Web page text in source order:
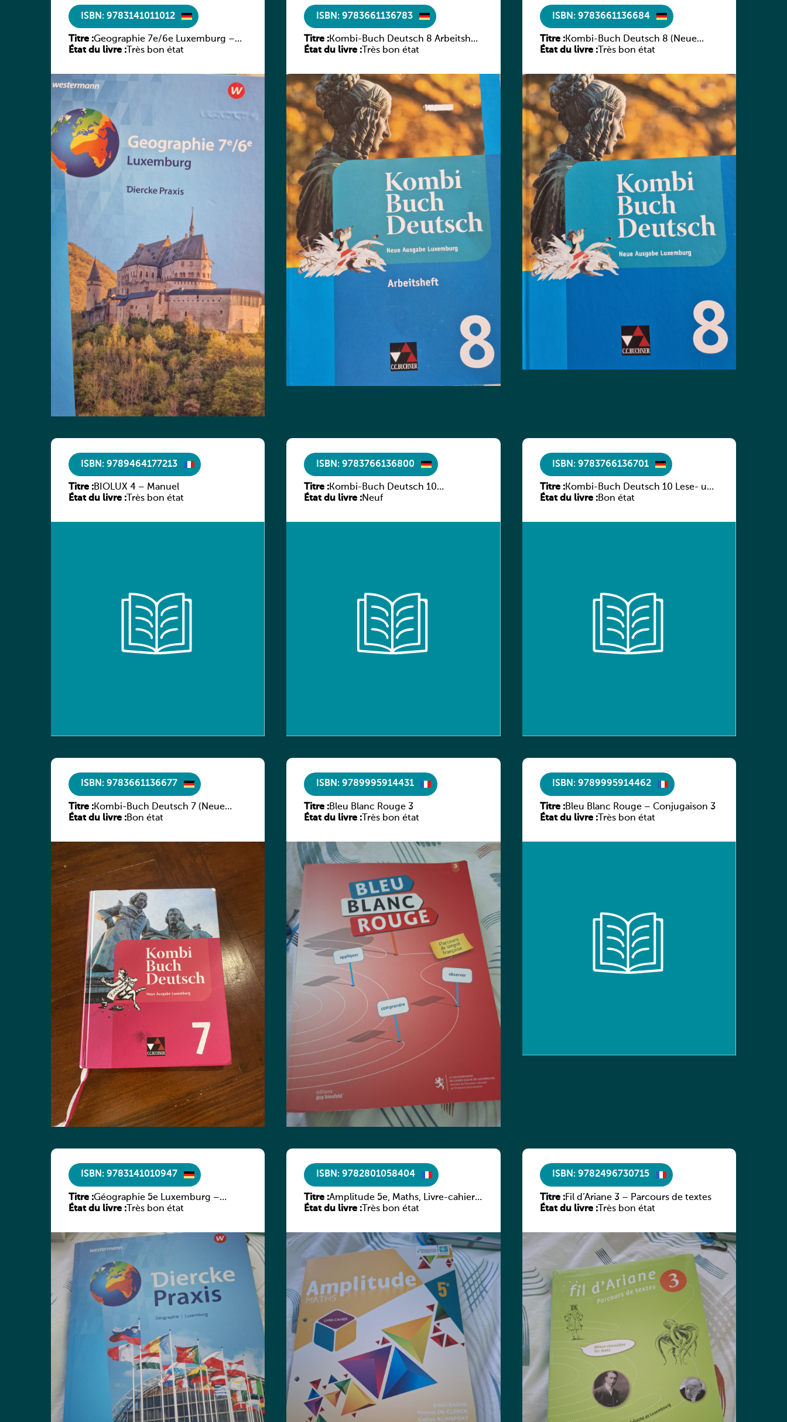
ISBN: 9783141011012
Titre :Geographie 7e/6e Luxemburg –
Diercke Praxis
État du livre : Très bon état
ISBN: 9783661136783
Titre :Kombi-Buch Deutsch 8 Arbeitsheft
(Neue Ausgabe Luxemburg)
État du livre : Très bon état
ISBN: 9783661136684
Titre :Kombi-Buch Deutsch 8 (Neue
Ausgabe Luxemburg)
État du livre :Très bon état
ISBN: 9789464177213
Titre :BIOLUX 4 – Manuel
État du livre : Très bon état
ISBN: 9783766136800
Titre :Kombi-Buch Deutsch 10
Arbeitsheft
État du livre :Neuf
ISBN: 9783766136701
Titre :Kombi-Buch Deutsch 10 Lese- und
Sprachbuch
État du livre :Bon état
ISBN: 9783661136677
Titre :Kombi-Buch Deutsch 7 (Neue
Ausgabe Luxemburg)
État du livre :Bon état
ISBN: 9789995914431
Titre :Bleu Blanc Rouge 3
État du livre : Très bon état
ISBN: 9789995914462
Titre :Bleu Blanc Rouge – Conjugaison 3
État du livre :Très bon état
ISBN: 9783141010947
Titre :Géographie 5e Luxemburg –
Diercke Praxis
État du livre : Très bon état
ISBN: 9782801058404
Titre :Amplitude 5e, Maths, Livre-cahier,
version luxembourgeoise
État du livre : Très bon état
ISBN: 9782496730715
Titre :Fil d’Ariane 3 – Parcours de textes
État du livre :Très bon état